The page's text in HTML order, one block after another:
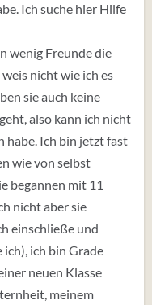
Ich suche hier Hilfe
wenig Freunde die
nicht wie ich es
sie auch keine
also kann ich nicht
habe. Ich bin jetzt fast
wie von selbst
begannen mit 11
nicht aber sie
einschließe und
ich bin Grade
neuen Klasse
meinem